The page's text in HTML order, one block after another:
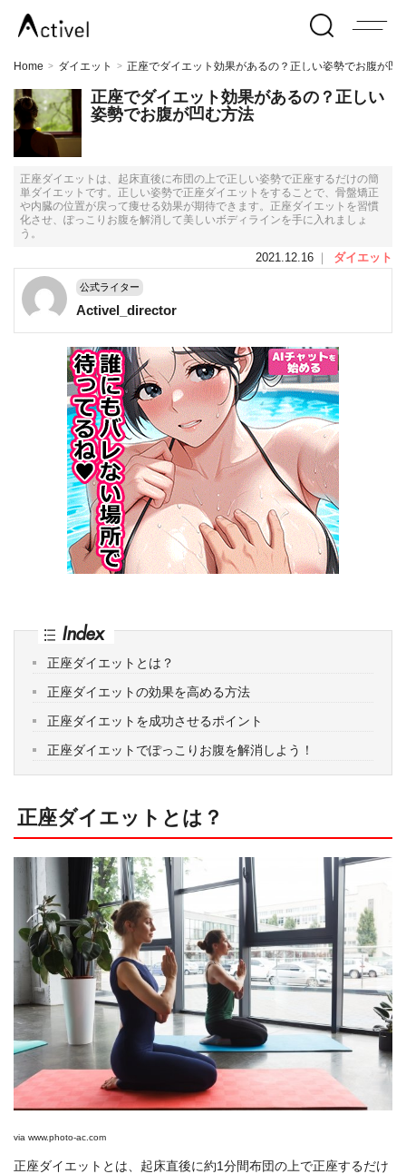
Home > ダイエット > 正座でダイエット効果があるの？正しい姿勢でお腹が凹
正座でダイエット効果があるの？正しい
姿勢でお腹が凹む方法
正座ダイエットは、起床直後に布団の上で正しい姿勢で正座するだけの簡
単ダイエットです。正しい姿勢で正座ダイエットをすることで、骨盤矯正
や内臓の位置が戻って痩せる効果が期待できます。正座ダイエットを習慣
化させ、ぽっこりお腹を解消して美しいボディラインを手に入れましょ
う。
2021.12.16 ｜ ダイエット
公式ライター
Activel_director
Index
正座ダイエットとは？
正座ダイエットの効果を高める方法
正座ダイエットを成功させるポイント
正座ダイエットでぽっこりお腹を解消しよう！
正座ダイエットとは？
via www.photo-ac.com
正座ダイエットとは、起床直後に約1分間布団の上で正座するだけ